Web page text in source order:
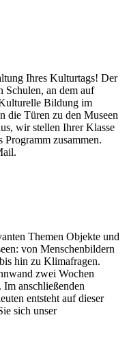
Ihres Kulturtags! Der
Schulen, an dem auf
Bildung im
die Türen zu den Museen
wir stellen Ihrer Klasse
zusammen.
Themen Objekte und
von Menschenbildern
hin zu Klimafragen.
zwei Wochen
anschließenden
entsteht auf dieser
sich unser